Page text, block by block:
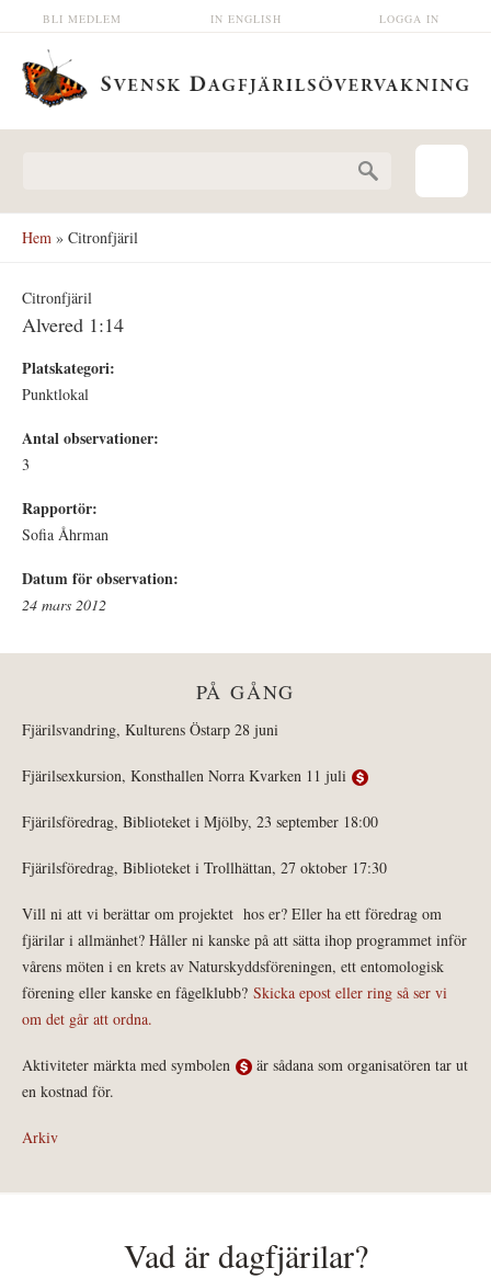
Hoppa till huvudinnehåll LOGGA IN
IN ENGLISH
BLI MEDLEM
Hem » Citronfjäril
Citronfjäril
Alvered 1:14
Platskategori:
Punktlokal
Antal observationer:
3
Rapportör:
Sofia Åhrman
Datum för observation:
24 mars 2012
PÅ GÅNG
Fjärilsvandring, Kulturens Östarp 28 juni
Fjärilsexkursion, Konsthallen Norra Kvarken 11 juli
Fjärilsföredrag, Biblioteket i Mjölby, 23 september 18:00
Fjärilsföredrag, Biblioteket i Trollhättan, 27 oktober 17:30
Vill ni att vi berättar om projektet hos er? Eller ha ett föredrag om
fjärilar i allmänhet? Håller ni kanske på att sätta ihop programmet inför
vårens möten i en krets av Naturskyddsföreningen, ett entomologisk
förening eller kanske en fågelklubb? Skicka epost eller ring så ser vi
om det går att ordna.
Aktiviteter märkta med symbolen
är sådana som organisatören tar ut
en kostnad för.
Arkiv
Vad är dagfjärilar?